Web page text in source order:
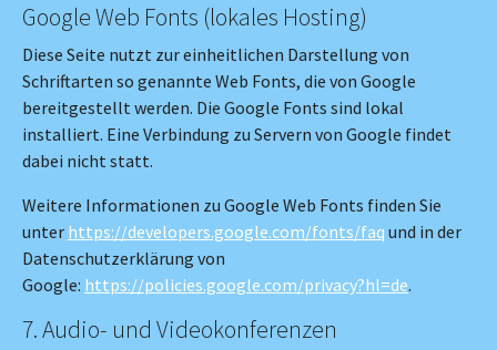
Google Web Fonts (lokales Hosting)
Diese Seite nutzt zur einheitlichen Darstellung von
Schriftarten so genannte Web Fonts, die von Google
bereitgestellt werden. Die Google Fonts sind lokal
installiert. Eine Verbindung zu Servern von Google findet
dabei nicht statt.
Weitere Informationen zu Google Web Fonts finden Sie
unter https://developers.google.com/fonts/faq und in der
Datenschutzerklärung von
Google: https://policies.google.com/privacy?hl=de.
7. Audio- und Videokonferenzen